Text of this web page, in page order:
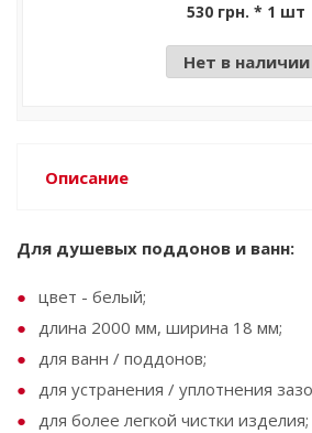
530 грн. * 1 шт
Нет в наличии
Описание
Для душевых поддонов и ванн:
цвет - белый;
длина 2000 мм, ширина 18 мм;
для ванн / поддонов;
для устранения / уплотнения
для более легкой чистки изделия;